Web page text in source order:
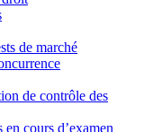
de marché
de contrôle des
cours d’examen